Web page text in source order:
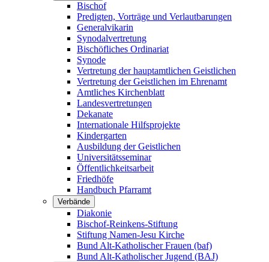
Bischof
Predigten, Vorträge und Verlautbarungen
Generalvikarin
Synodalvertretung
Bischöfliches Ordinariat
Synode
Vertretung der hauptamtlichen Geistlichen
Vertretung der Geistlichen im Ehrenamt
Amtliches Kirchenblatt
Landesvertretungen
Dekanate
Internationale Hilfsprojekte
Kindergarten
Ausbildung der Geistlichen
Universitätsseminar
Öffentlichkeitsarbeit
Friedhöfe
Handbuch Pfarramt
Verbände
Diakonie
Bischof-Reinkens-Stiftung
Stiftung Namen-Jesu Kirche
Bund Alt-Katholischer Frauen (baf)
Bund Alt-Katholischer Jugend (BAJ)